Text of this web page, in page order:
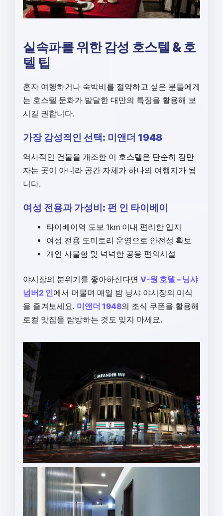
실속파를 위한 감성 호스텔 & 호
텔 팁
혼자 여행하거나 숙박비를 절약하고 싶은 분들에게
는 호스텔 문화가 발달한 대만의 특징을 활용해 보
시길 권합니다.
가장 감성적인 선택: 미앤더 1948
역사적인 건물을 개조한 이 호스텔은 단순히 잠만
자는 곳이 아니라 공간 자체가 하나의 여행지가 됩
니다.
여성 전용과 가성비: 펀 인 타이베이
타이베이역 도보 1km 이내 편리한 입지
여성 전용 도미토리 운영으로 안전성 확보
개인 사물함 및 넉넉한 공용 편의시설
야시장의 분위기를 좋아하신다면 V-원 호텔 – 닝샤
넘버2 인에서 머물며 매일 밤 닝샤 야시장의 미식
을 즐겨보세요. 미앤더 1948의 조식 쿠폰을 활용해
로컬 맛집을 탐방하는 것도 잊지 마세요.